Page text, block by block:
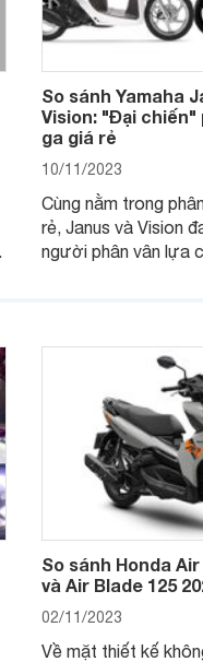
So sánh Yamaha
Vision: "Đại chiến"
ga giá rẻ
10/11/2023
Cùng nằm trong
rẻ, Janus và Vision
người phân vân lựa
So sánh Honda
và Air Blade 125
02/11/2023
Về mặt thiết kế